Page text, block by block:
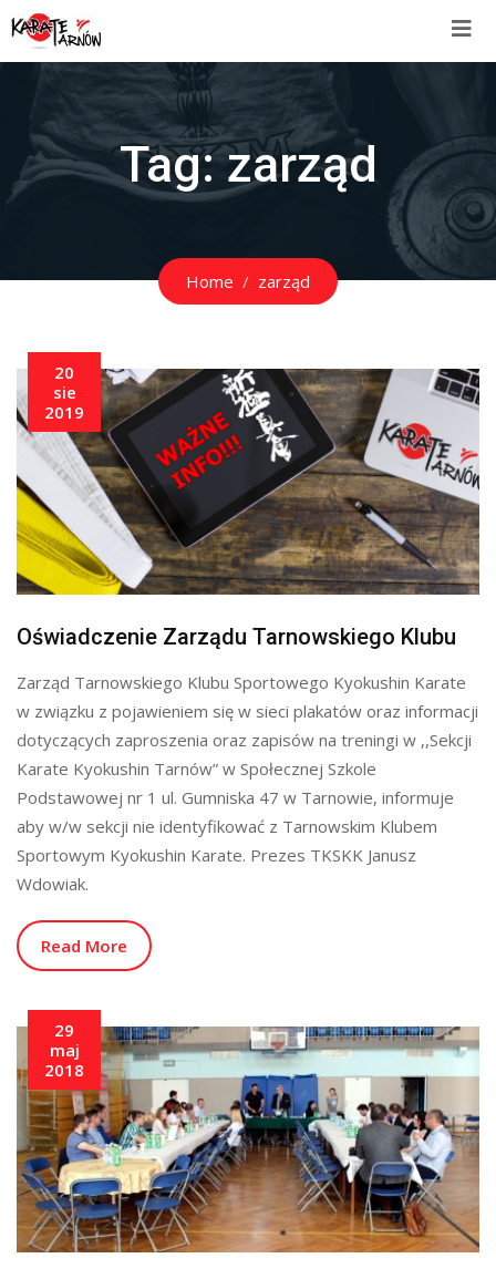
Tag:zarząd
Home zarząd
20
sie
2019
Oświadczenie Zarządu Tarnowskiego Klubu
Zarząd Tarnowskiego Klubu Sportowego Kyokushin Karate
w związku z pojawieniem się w sieci plakatów oraz informacji
dotyczących zaproszenia oraz zapisów na treningi w ,,Sekcji
Karate Kyokushin Tarnów” w Społecznej Szkole
Podstawowej nr 1 ul. Gumniska 47 w Tarnowie, informuje
aby w/w sekcji nie identyfikować z Tarnowskim Klubem
Sportowym Kyokushin Karate. Prezes TKSKK Janusz
Wdowiak.
Read More
29
maj
2018